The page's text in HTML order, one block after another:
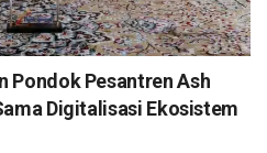
Pondok Pesantren Ash
Digitalisasi Ekosistem